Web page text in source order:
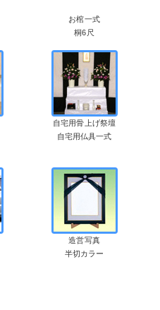
お棺一式
桐6尺
自宅用骨上げ祭壇
自宅用仏具一式
造営写真
半切カラー